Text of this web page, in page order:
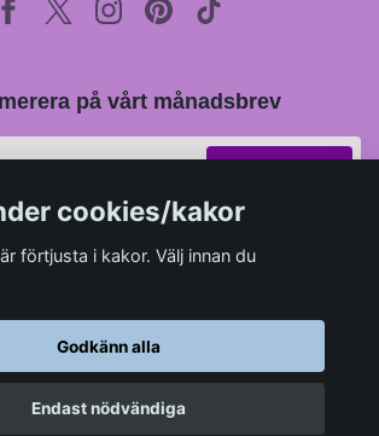
på vårt månadsbrev
–Powered by Quickbutik
cookies/kakor
förtjusta i kakor. Välj innan du
Godkänn alla
Endast nödvändiga